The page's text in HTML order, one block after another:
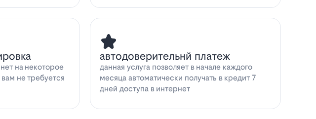
на некоторое
не требуется
автодоверительнй платеж
данная услуга позволяет в начале каждого
месяца автоматически получать в кредит 7
дней доступа в интернет